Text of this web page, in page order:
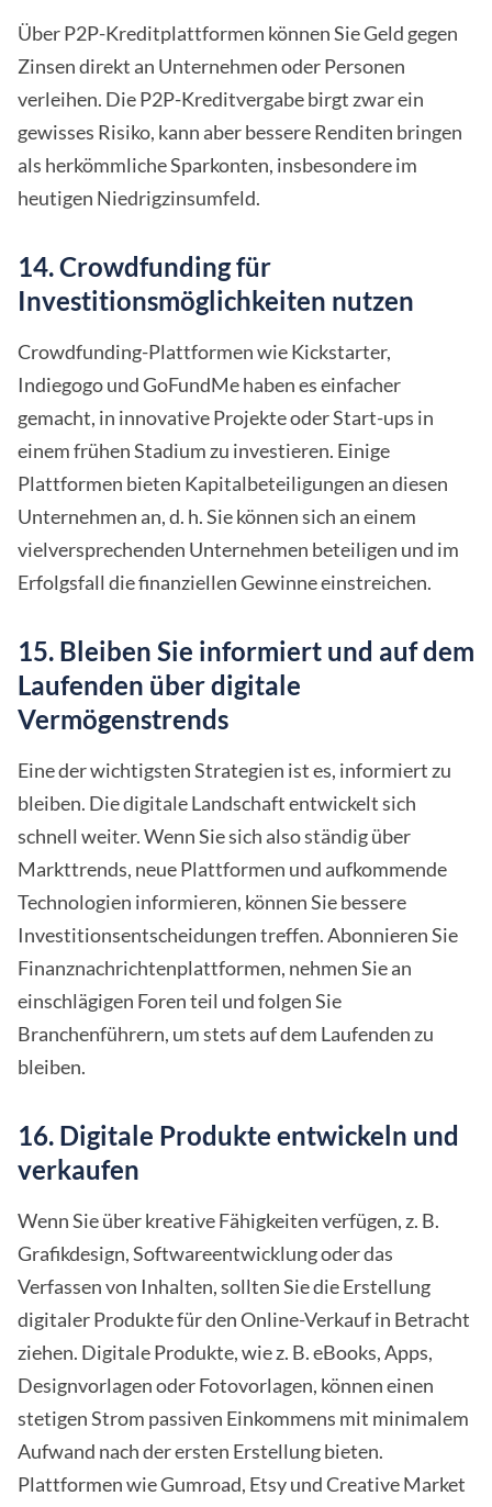
Über P2P-Kreditplattformen können Sie Geld gegen
Zinsen direkt an Unternehmen oder Personen
verleihen. Die P2P-Kreditvergabe birgt zwar ein
gewisses Risiko, kann aber bessere Renditen bringen
als herkömmliche Sparkonten, insbesondere im
heutigen Niedrigzinsumfeld.
14. Crowdfunding für
Investitionsmöglichkeiten nutzen
Crowdfunding-Plattformen wie Kickstarter,
Indiegogo und GoFundMe haben es einfacher
gemacht, in innovative Projekte oder Start-ups in
einem frühen Stadium zu investieren. Einige
Plattformen bieten Kapitalbeteiligungen an diesen
Unternehmen an, d. h. Sie können sich an einem
vielversprechenden Unternehmen beteiligen und im
Erfolgsfall die finanziellen Gewinne einstreichen.
15. Bleiben Sie informiert und auf dem
Laufenden über digitale
Vermögenstrends
Eine der wichtigsten Strategien ist es, informiert zu
bleiben. Die digitale Landschaft entwickelt sich
schnell weiter. Wenn Sie sich also ständig über
Markttrends, neue Plattformen und aufkommende
Technologien informieren, können Sie bessere
Investitionsentscheidungen treffen. Abonnieren Sie
Finanznachrichtenplattformen, nehmen Sie an
einschlägigen Foren teil und folgen Sie
Branchenführern, um stets auf dem Laufenden zu
bleiben.
16. Digitale Produkte entwickeln und
verkaufen
Wenn Sie über kreative Fähigkeiten verfügen, z. B.
Grafikdesign, Softwareentwicklung oder das
Verfassen von Inhalten, sollten Sie die Erstellung
digitaler Produkte für den Online-Verkauf in Betracht
ziehen. Digitale Produkte, wie z. B. eBooks, Apps,
Designvorlagen oder Fotovorlagen, können einen
stetigen Strom passiven Einkommens mit minimalem
Aufwand nach der ersten Erstellung bieten.
Plattformen wie Gumroad, Etsy und Creative Market